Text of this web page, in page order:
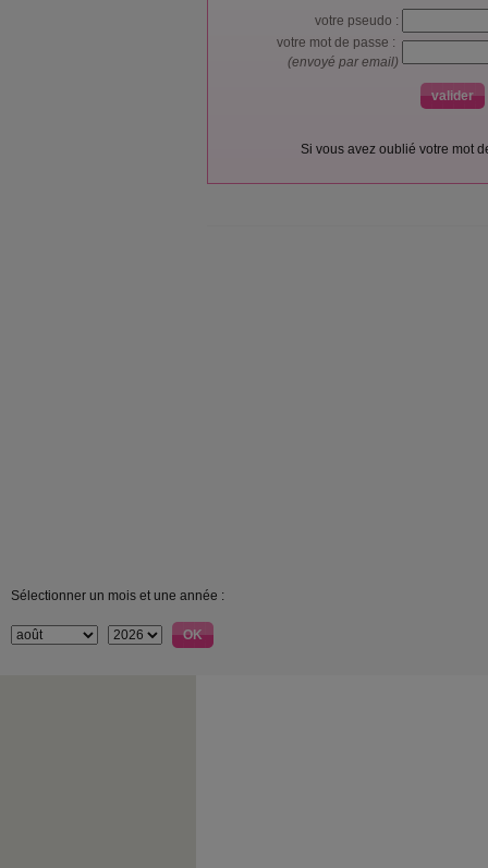
votre pseudo :
votre mot de passe :
(envoyé par email)
Si vous avez oublié votre mot
Sélectionner un mois et une année :